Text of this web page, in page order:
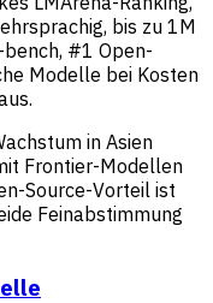
bis zu 1M
bench, #1 Open-
Modelle bei Kosten
in Asien
Frontier-Modellen
Source-Vorteil ist
Feinabstimmung